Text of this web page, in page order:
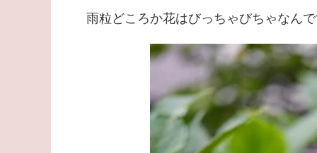
雨粒どころか花はびっちゃびちゃなん